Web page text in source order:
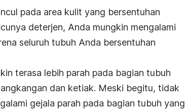
pada area kulit yang bersentuhan
deterjen, Anda mungkin mengalami
seluruh tubuh Anda bersentuhan
terasa lebih parah pada bagian tubuh
dan ketiak. Meski begitu, tidak
gejala parah pada bagian tubuh yang